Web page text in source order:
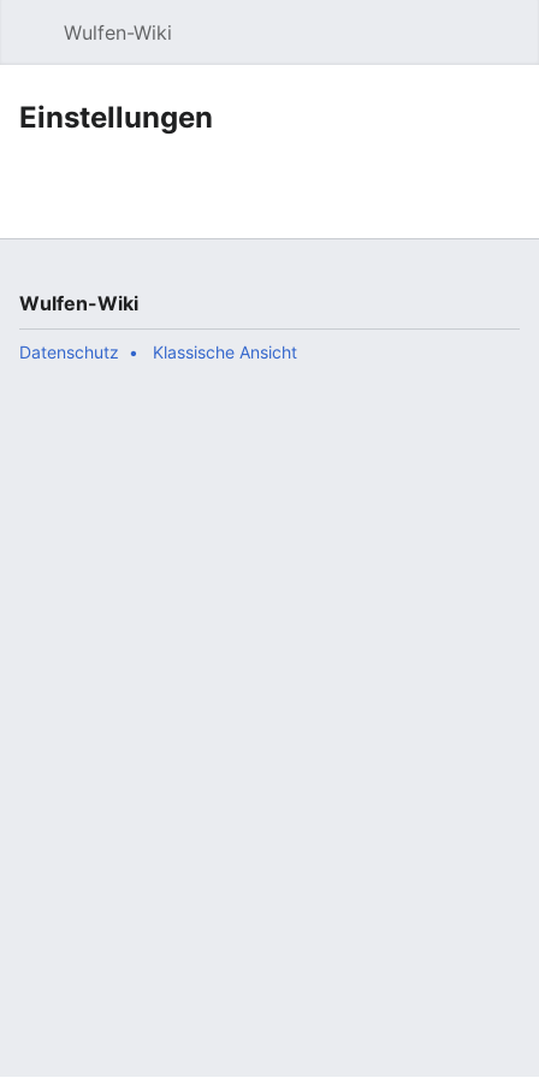
Wulfen-Wiki
Einstellungen
Wulfen-Wiki
Datenschutz Klassische Ansicht